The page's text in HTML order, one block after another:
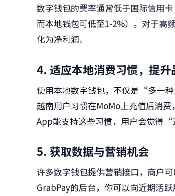
数字钱包的费率通常低于国际信用
而本地钱包可低至1-2%）。对于高
化为净利润。
4. 适应本地消费习惯，提升
使用本地数字钱包，不仅是“多一
越南用户习惯在MoMo上充值后消
App能支持这些习惯，用户会觉得“
5. 获取数据与营销机会
许多数字钱包提供营销接口，商户
GrabPay的后台，你可以向近期活